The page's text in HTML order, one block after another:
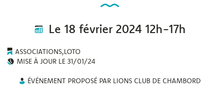
Le 18 février 2024 12h-17h
ASSOCIATIONS,LOTO
MISE À JOUR LE 31/01/24
ÉVÉNEMENT PROPOSÉ PAR LIONS CLUB DE CHAMBORD